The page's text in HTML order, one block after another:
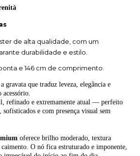
de alta qualidade, com um
durabilidade e estilo.
e 146 cm de comprimento.
a gravata que traduz leveza, elegância e
acessório.
refinado e extremamente atual — perfeito
e com presença visual sem
oferece brilho moderado, textura
O nó fica estruturado e imponente,